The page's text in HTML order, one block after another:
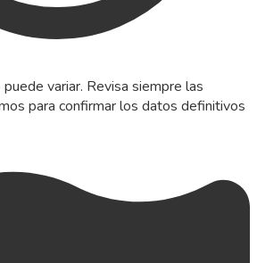
variar. Revisa siempre las
para confirmar los datos definitivos